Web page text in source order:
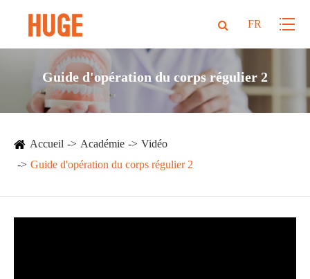
FR
Guide d'opération du corps régulier 2
Accueil Académie
Vidéo
Guide d'opération du corps régulier 2